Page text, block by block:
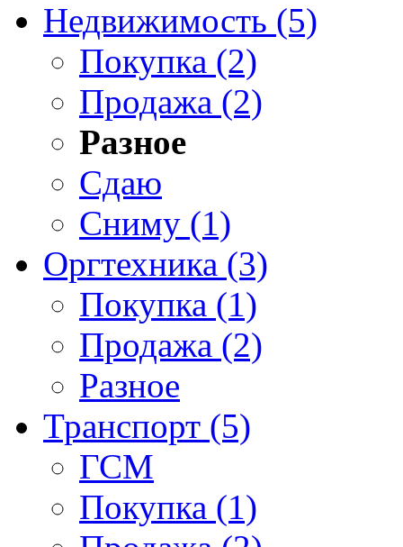
Недвижимость (5)
Покупка (2)
Продажа (2)
Разное
Сдаю
Сниму (1)
Оргтехника (3)
Покупка (1)
Продажа (2)
Разное
Транспорт (5)
ГСМ
Покупка (1)